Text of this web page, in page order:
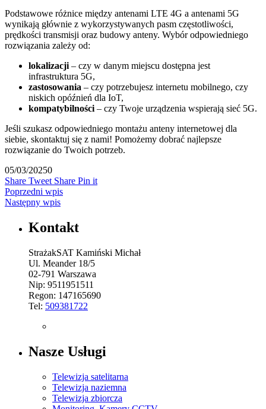
Podstawowe różnice między antenami LTE 4G a antenami 5G
wynikają głównie z wykorzystywanych pasm częstotliwości,
prędkości transmisji oraz budowy anteny. Wybór odpowiedniego
rozwiązania zależy od:
lokalizacji – czy w danym miejscu dostępna jest
infrastruktura 5G,
zastosowania – czy potrzebujesz internetu mobilnego, czy
niskich opóźnień dla IoT,
kompatybilności – czy Twoje urządzenia wspierają sieć 5G.
Jeśli szukasz odpowiedniego montażu anteny internetowej dla
siebie, skontaktuj się z nami! Pomożemy dobrać najlepsze
rozwiązanie do Twoich potrzeb.
05/03/20250
Share Tweet Share Pin it
Poprzedni wpis
Następny wpis
Kontakt
StrażakSAT Kamiński Michał
Ul. Meander 18/5
02-791 Warszawa
Nip: 9511951511
Regon: 147165690
Tel: 509381722
Nasze Usługi
Telewizja satelitarna
Telewizja naziemna
Telewizja zbiorcza